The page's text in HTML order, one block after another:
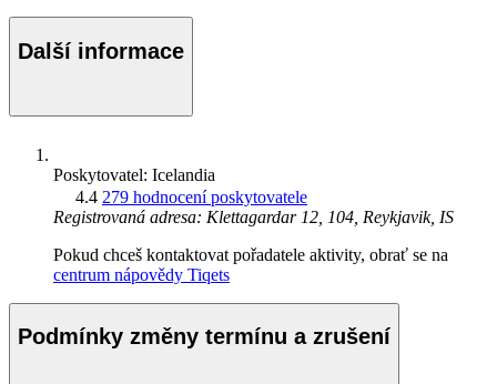
Další informace
Poskytovatel: Icelandia
4.4 279 hodnocení poskytovatele
Registrovaná adresa: Klettagardar 12, 104, Reykjavik, IS
Pokud chceš kontaktovat pořadatele aktivity, obrať se na
centrum nápovědy Tiqets
Podmínky změny termínu a zrušení